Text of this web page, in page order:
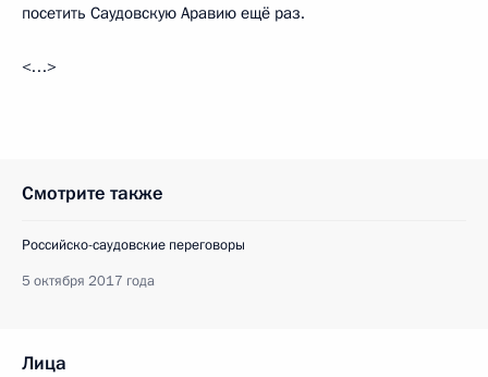
посетить Саудовскую Аравию ещё раз.
<…>
Смотрите также
Российско-саудовские переговоры
5 октября 2017 года
Лица